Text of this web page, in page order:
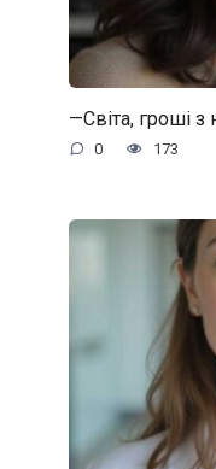
—Світа, гроші з
0 173